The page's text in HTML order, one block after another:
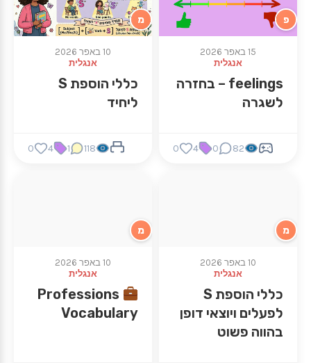
פ
15 באפר 2026
אנגלית
feelings – בחזרה
לשגרה
82
0
4
0
מ
10 באפר 2026
אנגלית
כללי הוספת S
ליחיד
118
1
4
0
מ
10 באפר 2026
אנגלית
כללי הוספת S
לפעלים ויוצאי דופן
בהווה פשוט
מ
10 באפר 2026
אנגלית
Professions
Vocabulary